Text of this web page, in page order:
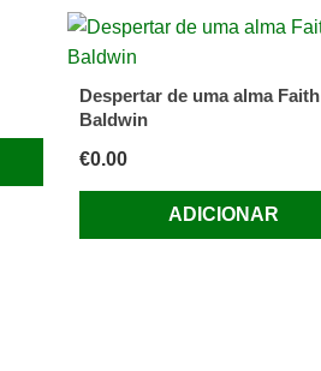
Doutor
Afonso
Despertar de uma alma Faith
Baldwin
€0.00
ADICIONAR